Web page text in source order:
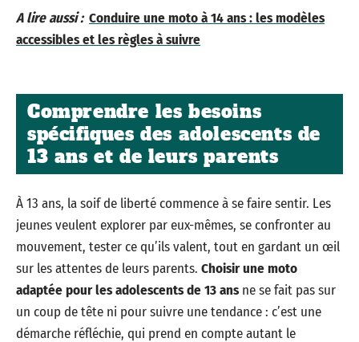
A lire aussi : Conduire une moto à 14 ans : les modèles
accessibles et les règles à suivre
Comprendre les besoins
spécifiques des adolescents de
13 ans et de leurs parents
À 13 ans, la soif de liberté commence à se faire sentir. Les
jeunes veulent explorer par eux-mêmes, se confronter au
mouvement, tester ce qu’ils valent, tout en gardant un œil
sur les attentes de leurs parents. Choisir une moto
adaptée pour les adolescents de 13 ansne se fait pas sur
un coup de tête ni pour suivre une tendance : c’est une
démarche réfléchie, qui prend en compte autant le